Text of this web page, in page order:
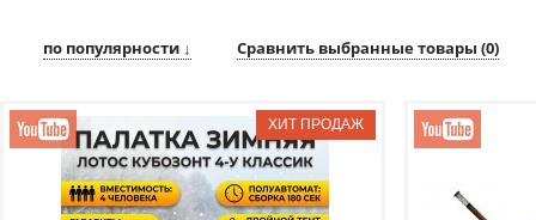
по популярности ↓ Сравнить выбранные товары (0)